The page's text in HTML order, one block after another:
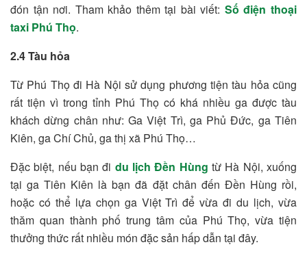
đón tận nơi. Tham khảo thêm tại bài viết: Số điện thoại
taxi Phú Thọ.
2.4 Tàu hỏa
Từ Phú Thọ đi Hà Nội sử dụng phương tiện tàu hỏa cũng
rất tiện vì trong tỉnh Phú Thọ có khá nhiều ga được tàu
khách dừng chân như: Ga Việt Trì, ga Phủ Đức, ga Tiên
Kiên, ga Chí Chủ, ga thị xã Phú Thọ…
Đặc biệt, nếu bạn đi du lịch Đền Hùng từ Hà Nội, xuống
tại ga Tiên Kiên là bạn đã đặt chân đến Đền Hùng rồi,
hoặc có thể lựa chọn ga Việt Trì để vừa đi du lịch, vừa
thăm quan thành phố trung tâm của Phú Thọ, vừa tiện
thưởng thức rất nhiều món đặc sản hấp dẫn tại đây.